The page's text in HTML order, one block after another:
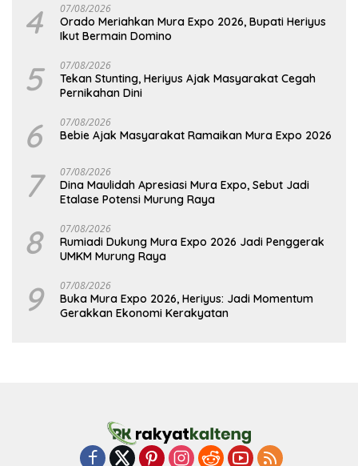
4 07/08/2026
Orado Meriahkan Mura Expo 2026, Bupati Heriyus
Ikut Bermain Domino
5 07/08/2026
Tekan Stunting, Heriyus Ajak Masyarakat Cegah
Pernikahan Dini
6 07/08/2026
Bebie Ajak Masyarakat Ramaikan Mura Expo 2026
7 07/08/2026
Dina Maulidah Apresiasi Mura Expo, Sebut Jadi
Etalase Potensi Murung Raya
8 07/08/2026
Rumiadi Dukung Mura Expo 2026 Jadi Penggerak
UMKM Murung Raya
9 07/08/2026
Buka Mura Expo 2026, Heriyus: Jadi Momentum
Gerakkan Ekonomi Kerakyatan